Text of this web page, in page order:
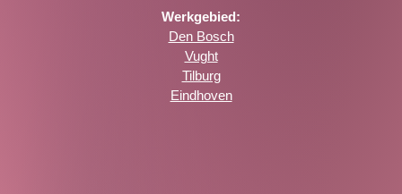
Werkgebied:
Den Bosch
Vught
Tilburg
Eindhoven